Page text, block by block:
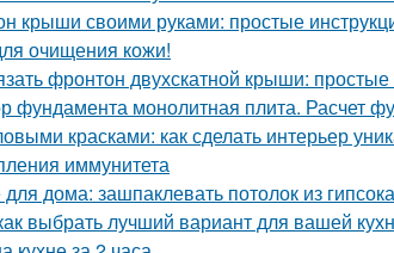
крыши своими руками: простые
очищения кожи!
фронтон двухскатной крыши:
фундамента монолитная плита. Расчет
красками: как сделать интерьер
иммунитета
дома: зашпаклевать потолок из
выбрать лучший вариант для вашей